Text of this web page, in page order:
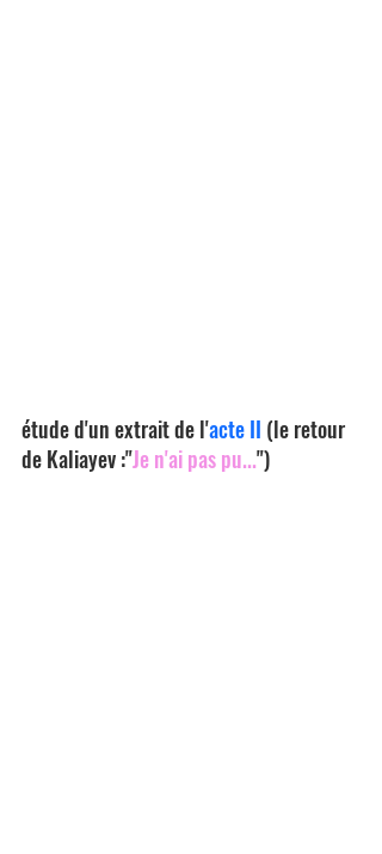
étude d'un extrait de l'acte II (le retour
de Kaliayev :"Je n'ai pas pu...")